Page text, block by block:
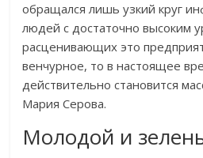
обращался лишь узкий круг
людей с достаточно высоким
расценивающих это
венчурное, то в настоящее
действительно становится
Мария Серова.
Молодой и